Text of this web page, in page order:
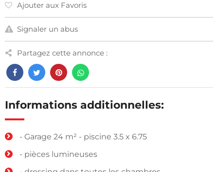
Ajouter aux Favoris
Signaler un abus
Partagez cette annonce :
Informations additionnelles:
- Garage 24 m² - piscine 3.5 x 6.75
- pièces lumineuses